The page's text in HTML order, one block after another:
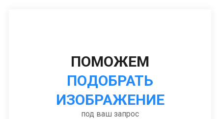
ПОМОЖЕМ
ПОДОБРАТЬ
ИЗОБРАЖЕНИЕ
под ваш запрос